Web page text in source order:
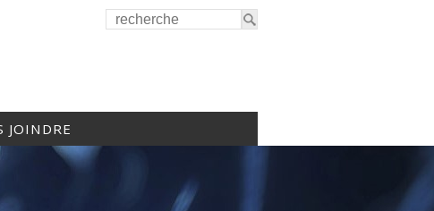
JOINDRE